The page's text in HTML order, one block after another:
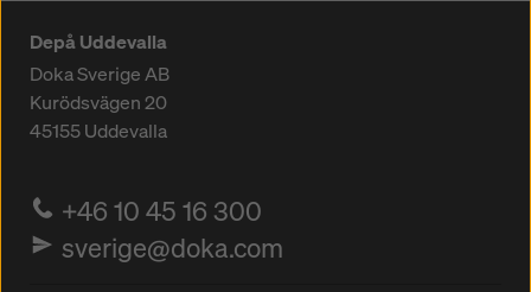
Depå Uddevalla
Doka Sverige AB
Kurödsvägen 20
45155Uddevalla
+46 10 45 16 300
sverige@doka.com